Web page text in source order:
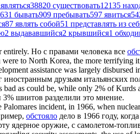
являться38820 существовать12135
бывать909 пребывать597 явиться
87 являть собой51 представлять из
2 выдававшийся2 крывшийся1
entirely. Но с правами человека все
were to North Korea, the more terrifying
assistance was largely
иностранным друзьям итальянских
bad as could be, while only 2% of Kurds
3% шиитов разделили это мнение.
incident, in 1966, when
обстояло дело в 1966 году,
ядерное оружие, с самолетом-